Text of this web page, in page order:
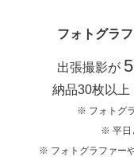
フォトグラ
出張撮影が
納品30枚以上
※ フォトグ
※ 平日
※ フォトグラファー